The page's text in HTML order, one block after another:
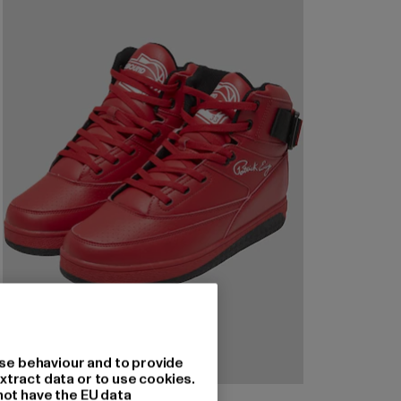
behaviour and to provide
data or to use cookies.
have the EU data